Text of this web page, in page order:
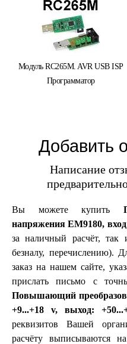
Модуль RC265M. AVR USB ISP
Программатор
Добавить
Написание
Вы можете купить
напряжения EM9180,
за наличный расчёт, так
безналу, перечислению).
заказ на нашем сайте,
прислать письмо с
Повышающий
+9...+18 v, выход:
реквизитов Вашей
расчёту выписываются